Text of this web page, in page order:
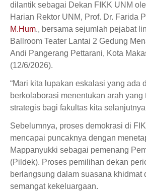
dilantik sebagai Dekan FIKK UNM
Harian Rektor UNM, Prof. Dr. Farida
M.Hum., bersama sejumlah pejabat
Ballroom Teater Lantai 2 Gedung
Andi Pangerang Pettarani, Kota
(12/6/2026).
“Mari kita lupakan eskalasi yang ada
berkolaborasi menentukan arah yang
strategis bagi fakultas kita
Sebelumnya, proses demokrasi di
mencapai puncaknya dengan
Mappanyukki sebagai pemenang
(Pildek). Proses pemilihan dekan
berlangsung dalam suasana khidmat
semangat kekeluargaan.